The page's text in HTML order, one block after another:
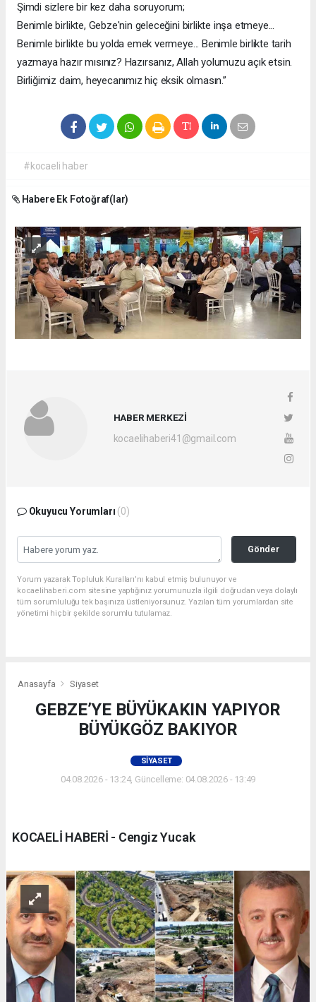
Şimdi sizlere bir kez daha soruyorum;
Benimle birlikte, Gebze'nin geleceğini birlikte inşa etmeye...
Benimle birlikte bu yolda emek vermeye... Benimle birlikte tarih
yazmaya hazır mısınız? Hazırsanız, Allah yolumuzu açık etsin.
Birliğimiz daim, heyecanımız hiç eksik olmasın.”
#kocaeli haber
Habere Ek Fotoğraf(lar)
HABER MERKEZİ
kocaelihaberi41@gmail.com
Okuyucu Yorumları (0)
Gönder
Yorum yazarak Topluluk Kuralları’nı kabul etmiş bulunuyor ve
kocaelihaberi.com sitesine yaptığınız yorumunuzla ilgili doğrudan veya dolaylı
tüm sorumluluğu tek başınıza üstleniyorsunuz. Yazılan tüm yorumlardan site
yönetimi hiçbir şekilde sorumlu tutulamaz.
Anasayfa Siyaset
GEBZE’YE BÜYÜKAKIN YAPIYOR
BÜYÜKGÖZ BAKIYOR
SIYASET
04.08.2026 - 13:24, Güncelleme: 04.08.2026 - 13:49
KOCAELİ HABERİ - Cengiz Yucak